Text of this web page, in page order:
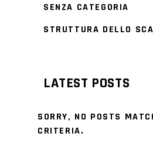
SENZA CATEGORIA
STRUTTURA DELLO
LATEST POSTS
SORRY, NO POSTS
CRITERIA.